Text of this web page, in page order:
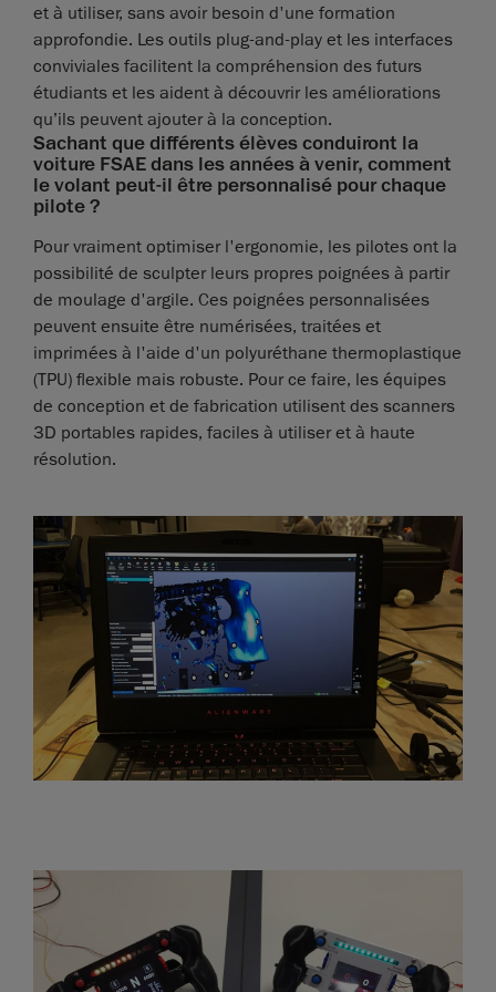
et à utiliser, sans avoir besoin d'une formation
approfondie. Les outils plug-and-play et les interfaces
conviviales facilitent la compréhension des futurs
étudiants et les aident à découvrir les améliorations
qu’ils peuvent ajouter à la conception.
Sachant que différents élèves conduiront la
voiture FSAE dans les années à venir, comment
le volant peut-il être personnalisé pour chaque
pilote ?
Pour vraiment optimiser l'ergonomie, les pilotes ont la
possibilité de sculpter leurs propres poignées à partir
de moulage d'argile. Ces poignées personnalisées
peuvent ensuite être numérisées, traitées et
imprimées à l'aide d'un polyuréthane thermoplastique
(TPU) flexible mais robuste. Pour ce faire, les équipes
de conception et de fabrication utilisent des scanners
3D portables rapides, faciles à utiliser et à haute
résolution.